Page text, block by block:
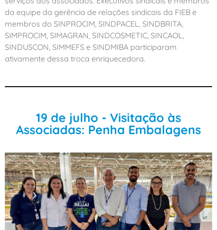
da equipe da gerência de relações sindicais da FIEB e
membros do SINPROCIM, SINDPACEL, SINDBRITA,
SIMPROCIM, SIMAGRAN, SINDCOSMETIC, SINCAOL,
SINDUSCON, SIMMEFS e SINDMIBA participaram
ativamente dessa troca enriquecedora.
19 de julho - Visitação às
Associadas: Penha Embalagens